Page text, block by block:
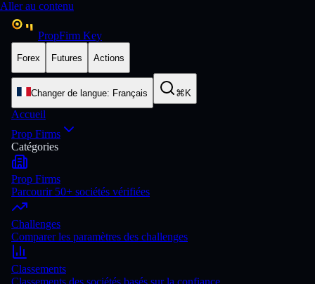
Aller au contenu
PropFirm Key
Forex Futures Actions
Changer de langue: Français ⌘K
Accueil
Prop Firms
Catégories
Prop Firms
Parcourir 50+ sociétés vérifiées
Challenges
Comparer les paramètres des challenges
Classements
Classements des sociétés basés sur la confiance